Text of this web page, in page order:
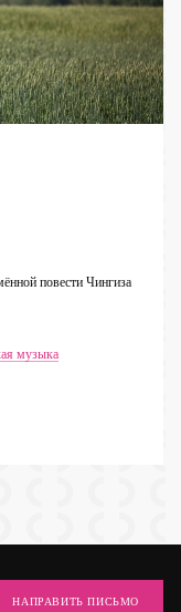
повести Чингиза
музыка
НАПРАВИТЬ ПИСЬМО